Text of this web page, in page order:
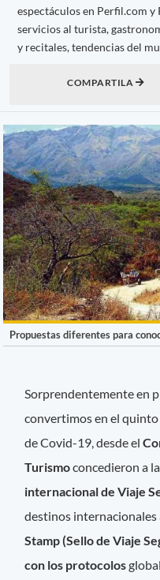
espectáculos en Perfil.com
servicios al turista,
y recitales, tendencias del
COMPARTILA
Propuestas diferentes para
Sorprendentemente en
convertimos en el
de Covid-19, desde el
Turismoconcedieron a
internacional de Viaje
destinos
Stamp (Sello de Viaje
con los protocolos